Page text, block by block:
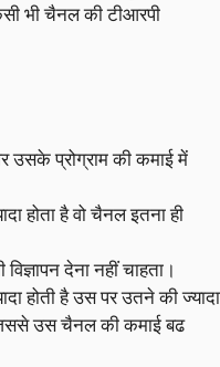
भी चैनल की टीआरपी
उसके प्रोग्राम की कमाई में
होता है वो चैनल इतना ही
देना नहीं चाहता।
होती है उस पर उतने की ज्‍यादा
उस चैनल की कमाई बढ